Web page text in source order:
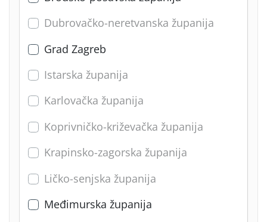
Dubrovačko-neretvanska županija
Grad Zagreb
Istarska županija
Karlovačka županija
Koprivničko-križevačka županija
Krapinsko-zagorska županija
Ličko-senjska županija
Međimurska županija